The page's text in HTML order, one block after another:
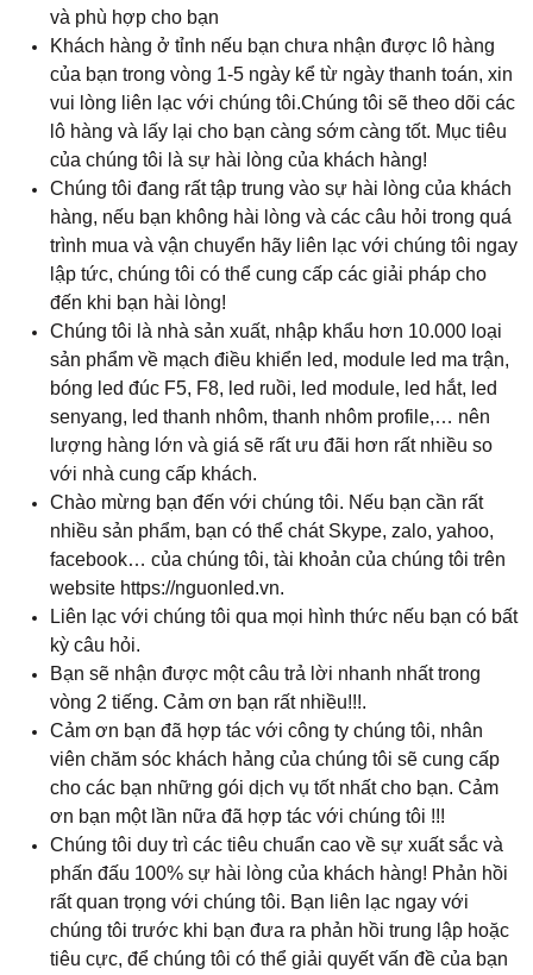
và phù hợp cho bạn
Khách hàng ở tỉnh nếu bạn chưa nhận được lô hàng
của bạn trong vòng 1-5 ngày kể từ ngày thanh toán, xin
vui lòng liên lạc với chúng tôi.Chúng tôi sẽ theo dõi các
lô hàng và lấy lại cho bạn càng sớm càng tốt. Mục tiêu
của chúng tôi là sự hài lòng của khách hàng!
Chúng tôi đang rất tập trung vào sự hài lòng của khách
hàng, nếu bạn không hài lòng và các câu hỏi trong quá
trình mua và vận chuyển hãy liên lạc với chúng tôi ngay
lập tức, chúng tôi có thể cung cấp các giải pháp cho
đến khi bạn hài lòng!
Chúng tôi là nhà sản xuất, nhập khẩu hơn 10.000 loại
sản phẩm về mạch điều khiển led, module led ma trận,
bóng led đúc F5, F8, led ruồi, led module, led hắt, led
senyang, led thanh nhôm, thanh nhôm profile,… nên
lượng hàng lớn và giá sẽ rất ưu đãi hơn rất nhiều so
với nhà cung cấp khách.
Chào mừng bạn đến với chúng tôi. Nếu bạn cần rất
nhiều sản phẩm, bạn có thể chát Skype, zalo, yahoo,
facebook… của chúng tôi, tài khoản của chúng tôi trên
website https://nguonled.vn.
Liên lạc với chúng tôi qua mọi hình thức nếu bạn có bất
kỳ câu hỏi.
Bạn sẽ nhận được một câu trả lời nhanh nhất trong
vòng 2 tiếng. Cảm ơn bạn rất nhiều!!!.
Cảm ơn bạn đã hợp tác với công ty chúng tôi, nhân
viên chăm sóc khách hảng của chúng tôi sẽ cung cấp
cho các bạn những gói dịch vụ tốt nhất cho bạn. Cảm
ơn bạn một lần nữa đã hợp tác với chúng tôi !!!
Chúng tôi duy trì các tiêu chuẩn cao về sự xuất sắc và
phấn đấu 100% sự hài lòng của khách hàng! Phản hồi
rất quan trọng với chúng tôi. Bạn liên lạc ngay với
chúng tôi trước khi bạn đưa ra phản hồi trung lập hoặc
tiêu cực, để chúng tôi có thể giải quyết vấn đề của bạn